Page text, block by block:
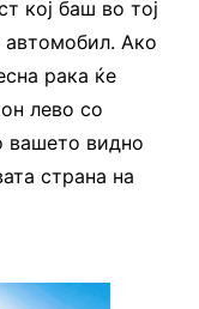
кој баш во тој
Ако
рака ќе
лево со
вашето видно
страна на